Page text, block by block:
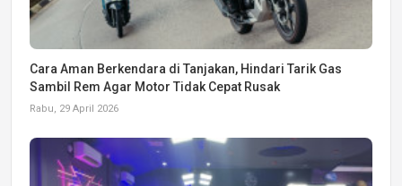
Cara Aman Berkendara di Tanjakan, Hindari Tarik Gas
Sambil Rem Agar Motor Tidak Cepat Rusak
Rabu, 29 April 2026